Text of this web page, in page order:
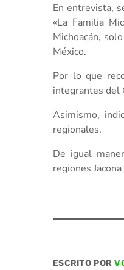
En entrevista,
«La Familia
Michoacán,
México.
Por lo que
integrantes del
Asimismo,
regionales.
De igual
regiones
ESCRITO POR